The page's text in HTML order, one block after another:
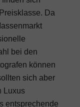
Da
bei den
können
sich aber
Luxus
entsprechende